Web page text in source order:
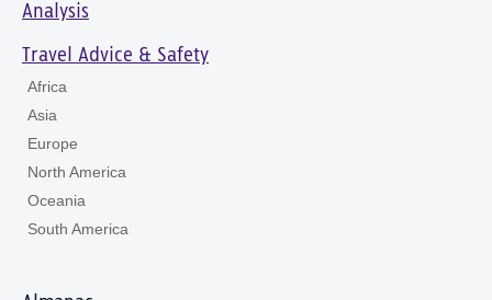
Analysis
Travel Advice & Safety
Africa
Asia
Europe
North America
Oceania
South America